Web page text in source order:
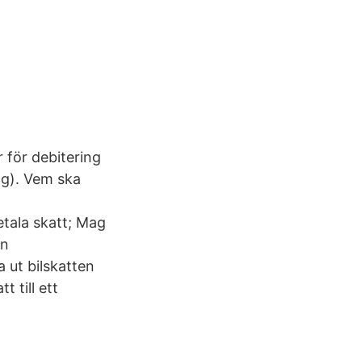
för debitering
Vem ska
skatt; Mag
ut bilskatten
till ett